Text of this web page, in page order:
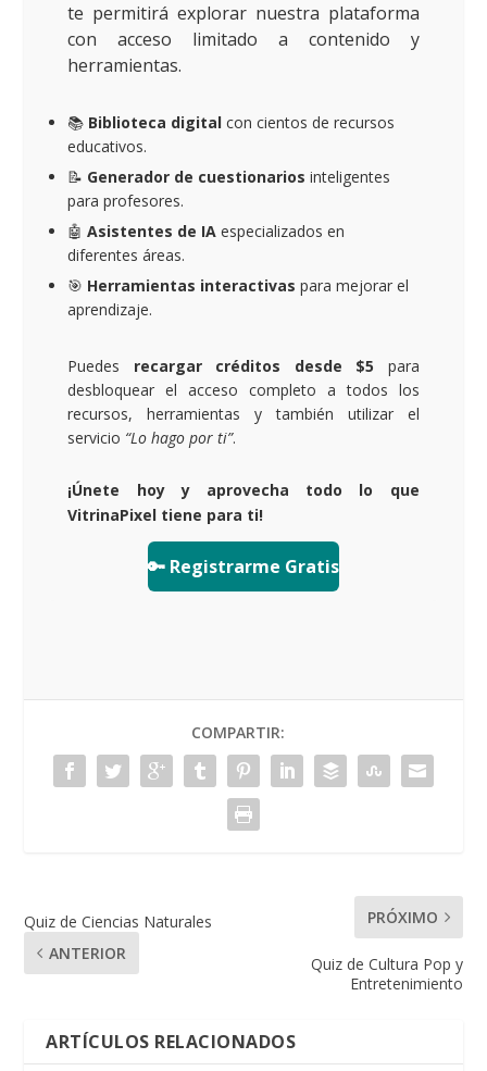
te permitirá explorar nuestra plataforma
con acceso limitado a contenido y
herramientas.
📚 Biblioteca digital con cientos de recursos
educativos.
📝 Generador de cuestionarios inteligentes
para profesores.
🤖Asistentes de IA especializados en
diferentes áreas.
🎯 Herramientas interactivas para mejorar el
aprendizaje.
Puedes recargar créditos desde $5 para
desbloquear el acceso completo a todos los
recursos, herramientas y también utilizar el
servicio “Lo hago por ti”.
¡Únete hoy y aprovecha todo lo que
VitrinaPixel tiene para ti!
🔑 Registrarme Gratis
COMPARTIR:
Quiz de Ciencias Naturales
ANTERIOR
PRÓXIMO
Quiz de Cultura Pop y
Entretenimiento
ARTÍCULOS RELACIONADOS